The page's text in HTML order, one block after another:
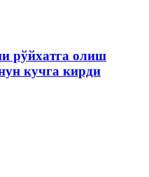
рўйхатга олиш
кучга кирди